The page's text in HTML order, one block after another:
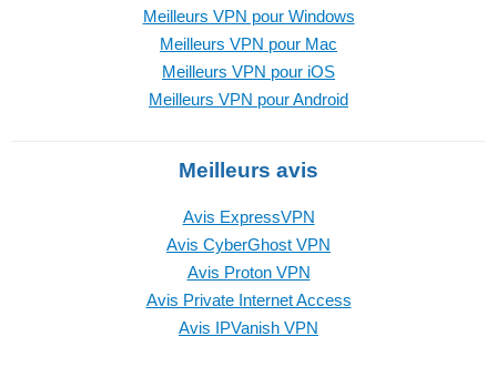
Meilleurs VPN pour Windows
Meilleurs VPN pour Mac
Meilleurs VPN pour iOS
Meilleurs VPN pour Android
Meilleurs avis
Avis ExpressVPN
Avis CyberGhost VPN
Avis Proton VPN
Avis Private Internet Access
Avis IPVanish VPN